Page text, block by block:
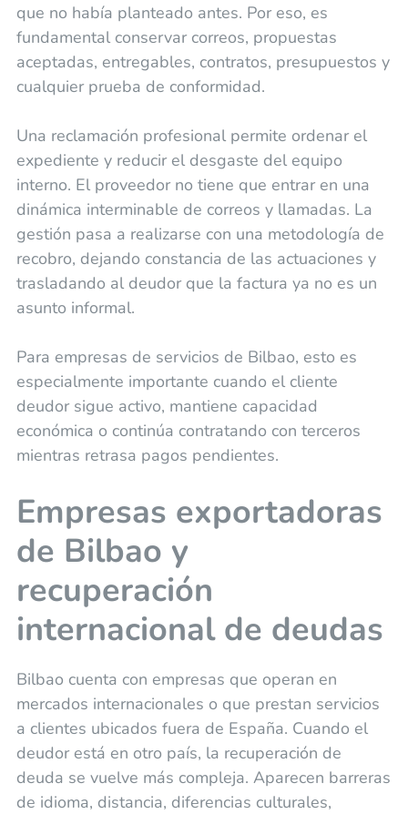
que no había planteado antes. Por eso, es
fundamental conservar correos, propuestas
aceptadas, entregables, contratos, presupuestos y
cualquier prueba de conformidad.
Una reclamación profesional permite ordenar el
expediente y reducir el desgaste del equipo
interno. El proveedor no tiene que entrar en una
dinámica interminable de correos y llamadas. La
gestión pasa a realizarse con una metodología de
recobro, dejando constancia de las actuaciones y
trasladando al deudor que la factura ya no es un
asunto informal.
Para empresas de servicios de Bilbao, esto es
especialmente importante cuando el cliente
deudor sigue activo, mantiene capacidad
económica o continúa contratando con terceros
mientras retrasa pagos pendientes.
Empresas exportadoras
de Bilbao y
recuperación
internacional de deudas
Bilbao cuenta con empresas que operan en
mercados internacionales o que prestan servicios
a clientes ubicados fuera de España. Cuando el
deudor está en otro país, la recuperación de
deuda se vuelve más compleja. Aparecen barreras
de idioma, distancia, diferencias culturales,